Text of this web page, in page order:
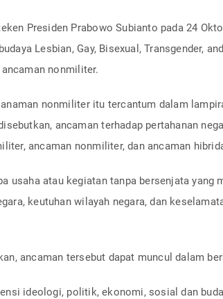
Presiden Prabowo Subianto pada 24
Lesbian, Gay, Bisexual, Transgender,
nonmiliter.
anaman nonmiliter itu tercantum dalam
ancaman terhadap pertahanan
ancaman nonmiliter, dan ancaman
usaha atau kegiatan tanpa bersenjata yang
keutuhan wilayah negara, dan
ancaman tersebut dapat muncul dalam
ideologi, politik, ekonomi, sosial dan